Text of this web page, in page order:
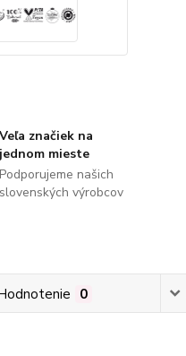
Veľa značiek na
jednom mieste
Podporujeme našich
slovenských výrobcov
0